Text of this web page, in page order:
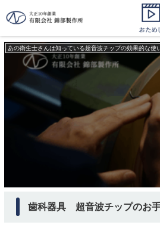
超音波チップ 手
あの衛生士さんは知っている超音波チップの効果的な使
歯科器具 超音波チップのお